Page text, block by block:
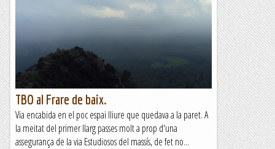
TBO al Frare de baix.
Via encabida en el poc espai lliure que quedava a la paret. A
la meitat del primer llarg passes molt a prop d'una
assegurança de la via Estudiosos del massís, de fet no...